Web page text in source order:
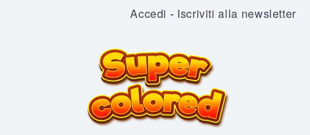
Accedi - Iscriviti alla newsletter